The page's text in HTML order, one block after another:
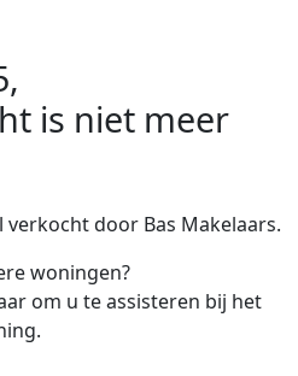
is niet meer
verkocht door Bas Makelaars.
woningen?
om u te assisteren bij het